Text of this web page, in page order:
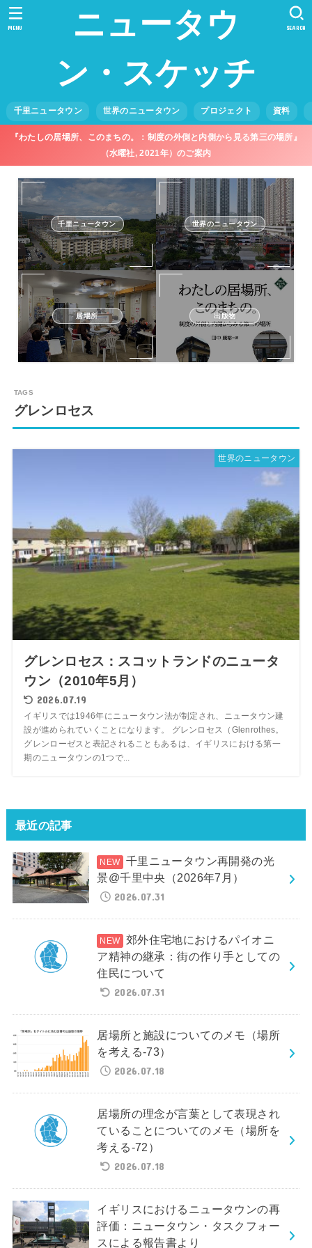
ニュータウ
ン・スケッチ
千里ニュータウン 世界のニュータウン プロジェクト 資料
SEARCH
MENU
『わたしの居場所、このまちの。：制度の外側と内側から見る第三の場所』
（水曜社, 2021年）のご案内
千里ニュータウン 世界のニュータウン
居場所 出版物
グレンロセス
世界のニュータウン
グレンロセス：スコットランドのニュータ
ウン（2010年5月）
2026.07.19
イギリスでは1946年にニュータウン法が制定され、ニュータウン建
設が進められていくことになります。 グレンロセス（Glenrothes。
グレンローゼスと表記されることもあるは、イギリスにおける第一
期のニュータウンの1つで...
最近の記事
千里ニュータウン再開発の光
景@千里中央（2026年7月）
2026.07.31
郊外住宅地におけるパイオニ
ア精神の継承：街の作り手としての
住民について
2026.07.31
居場所と施設についてのメモ（場所
を考える-73）
2026.07.18
居場所の理念が言葉として表現され
ていることについてのメモ（場所を
考える-72）
2026.07.18
イギリスにおけるニュータウンの再
評価：ニュータウン・タスクフォー
スによる報告書より